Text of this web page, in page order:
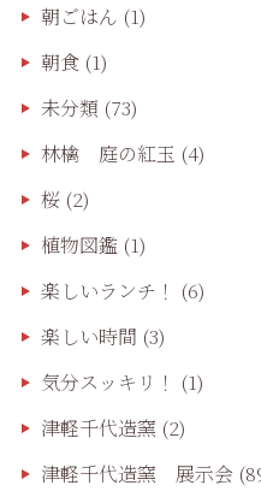
朝ごはん (1)
朝食(1)
未分類 (73)
林檎 庭の紅玉 (4)
桜(2)
植物図鑑 (1)
楽しいランチ！ (6)
楽しい時間 (3)
気分スッキリ！ (1)
津軽千代造窯 (2)
津軽千代造窯 展示会